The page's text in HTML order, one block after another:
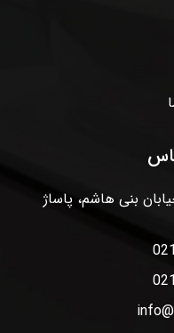
بنی هاشم، پاساژ